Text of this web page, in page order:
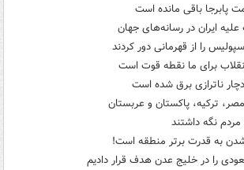
پابرجا باقی مانده است
ایران در رسانه‌های جهان
را از قهرمانی دور کردند
برای ما نقطه قوت است
ناترازی برق شده است
ترکیه، پاکستان و عربستان
مردم نگه داشتند
شدن به قدرت برتر منطقه است!
را در خلیج عدن هدف قرار دادیم